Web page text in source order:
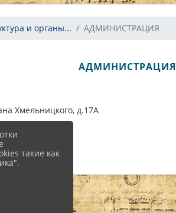
и органы... АДМИНИСТРАЦИЯ
АДМИНИСТРАЦИЯ
Хмельницкого, д.17А
такие как